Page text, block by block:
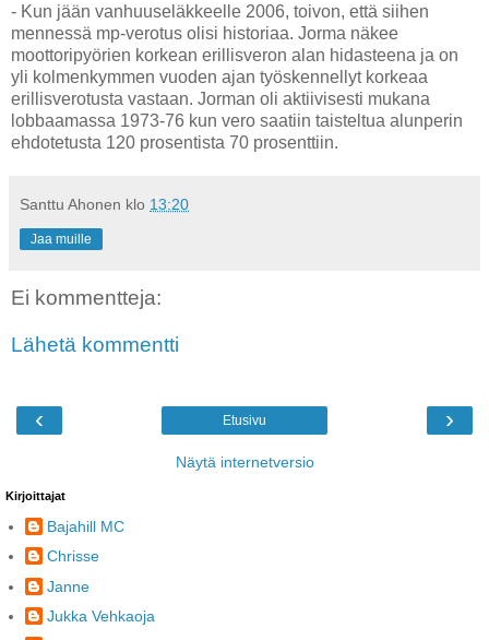
- Kun jään vanhuuseläkkeelle 2006, toivon, että siihen
mennessä mp-verotus olisi historiaa. Jorma näkee
moottoripyörien korkean erillisveron alan hidasteena ja on
yli kolmenkymmen vuoden ajan työskennellyt korkeaa
erillisverotusta vastaan. Jorman oli aktiivisesti mukana
lobbaamassa 1973-76 kun vero saatiin taisteltua alunperin
ehdotetusta 120 prosentista 70 prosenttiin.
Santtu Ahonen klo 13:20
Jaa muille
Ei kommentteja:
Lähetä kommentti
‹ ›
Etusivu
Näytä internetversio
Kirjoittajat
Bajahill MC
Chrisse
Janne
Jukka Vehkaoja